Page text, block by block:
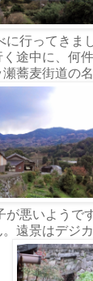
に行ってきま
途中に、何
蕎麦街道の名
が悪いようで
。遠景はデジ